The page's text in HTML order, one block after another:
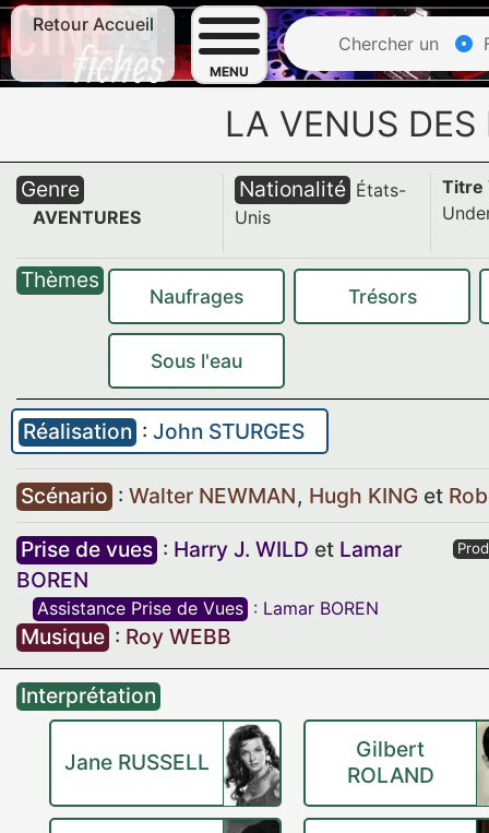
Retour Accueil
MENU
Chercher un
LA VENUS DES
Genre
AVENTURES
Nationalité États-
Unis
Titre
Thèmes
Naufrages Trésors
Sous l'eau
Réalisation : John STURGES
Scénario : Walter NEWMAN, Hugh KING et
Prise de vues : Harry J. WILD et Lamar
BOREN
Assistance Prise de Vues : Lamar BOREN
Musique : Roy WEBB
Interprétation
Jane RUSSELL
Gilbert
ROLAND